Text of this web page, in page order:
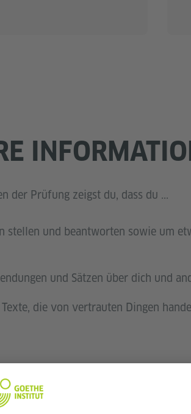
der Prüfung zeigst du, dass du ...
stellen und beantworten sowie um
und Sätzen über dich und
Texte, die von vertrauten Dingen